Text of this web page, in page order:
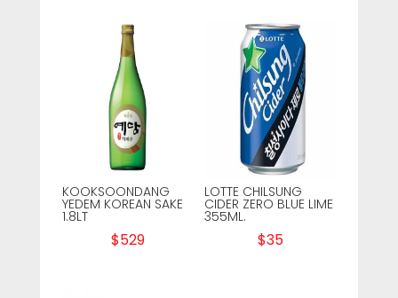
KOOKSOONDANG
YEDEM KOREAN SAKE
1.8LT
$529
LOTTE CHILSUNG
CIDER ZERO BLUE LIME
355ML.
$35